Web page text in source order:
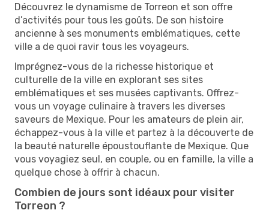
Découvrez le dynamisme de Torreon et son offre
d’activités pour tous les goûts. De son histoire
ancienne à ses monuments emblématiques, cette
ville a de quoi ravir tous les voyageurs.
Imprégnez-vous de la richesse historique et
culturelle de la ville en explorant ses sites
emblématiques et ses musées captivants. Offrez-
vous un voyage culinaire à travers les diverses
saveurs de Mexique. Pour les amateurs de plein air,
échappez-vous à la ville et partez à la découverte de
la beauté naturelle époustouflante de Mexique. Que
vous voyagiez seul, en couple, ou en famille, la ville a
quelque chose à offrir à chacun.
Combien de jours sont idéaux pour visiter
Torreon ?